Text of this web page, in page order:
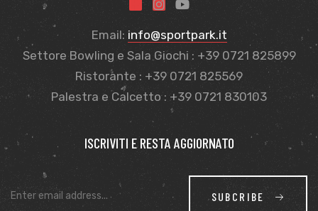
Email: info@sportpark.it
Settore Bowling e Sala Giochi : +39 0721 825899
Ristorante : +39 0721 825569
Palestra e Calcetto : +39 0721 830103
ISCRIVITI E RESTA AGGIORNATO
SUBCRIBE